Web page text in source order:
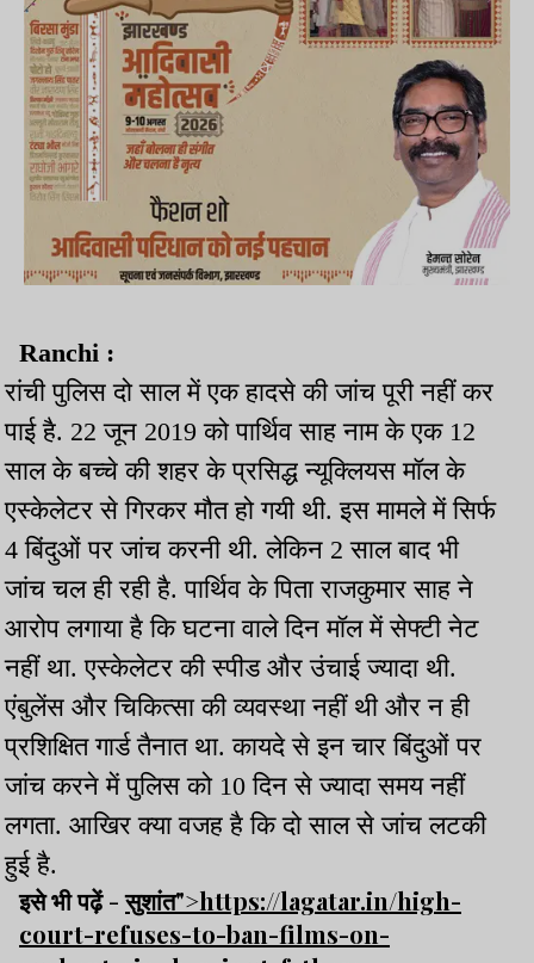
Ranchi :
रांची पुलिस दो साल में एक हादसे की जांच पूरी नहीं कर
पाई है. 22 जून 2019 को पार्थिव साह नाम के एक 12
साल के बच्चे की शहर के प्रसिद्ध न्यूक्लियस मॉल के
एस्केलेटर से गिरकर मौत हो गयी थी. इस मामले में सिर्फ
4 बिंदुओं पर जांच करनी थी. लेकिन 2 साल बाद भी
जांच चल ही रही है. पार्थिव के पिता राजकुमार साह ने
आरोप लगाया है कि घटना वाले दिन मॉल में सेफ्टी नेट
नहीं था. एस्केलेटर की स्पीड और उंचाई ज्यादा थी.
एंबुलेंस और चिकित्सा की व्यवस्था नहीं थी और न ही
प्रशिक्षित गार्ड तैनात था. कायदे से इन चार बिंदुओं पर
जांच करने में पुलिस को 10 दिन से ज्यादा समय नहीं
लगता. आखिर क्या वजह है कि दो साल से जांच लटकी
हुई है.
इसे भी पढ़ें -सुशांत">https://lagatar.in/high-
court-refuses-to-ban-films-on-